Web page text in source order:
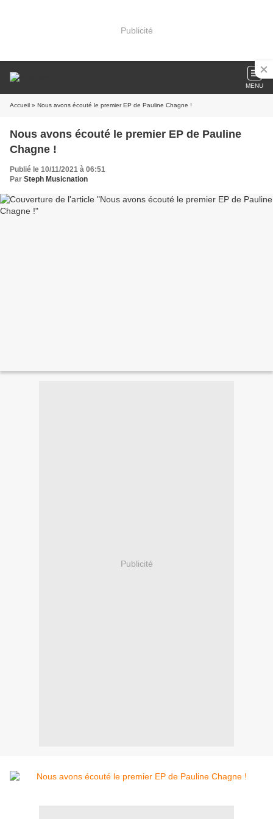
Publicité
MENU
Accueil » Nous avons écouté le premier EP de Pauline Chagne !
Nous avons écouté le premier EP de Pauline
Chagne !
Publié le 10/11/2021 à 06:51
Par Steph Musicnation
Publicité